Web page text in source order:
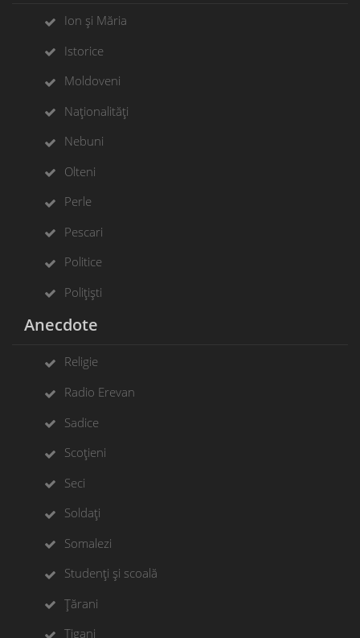
Ion și Măria
Istorice
Moldoveni
Naționalități
Nebuni
Olteni
Perle
Pescari
Politice
Polițiști
Anecdote
Religie
Radio Erevan
Sadice
Scoțieni
Seci
Soldați
Somalezi
Studenți și scoală
Țărani
Țigani